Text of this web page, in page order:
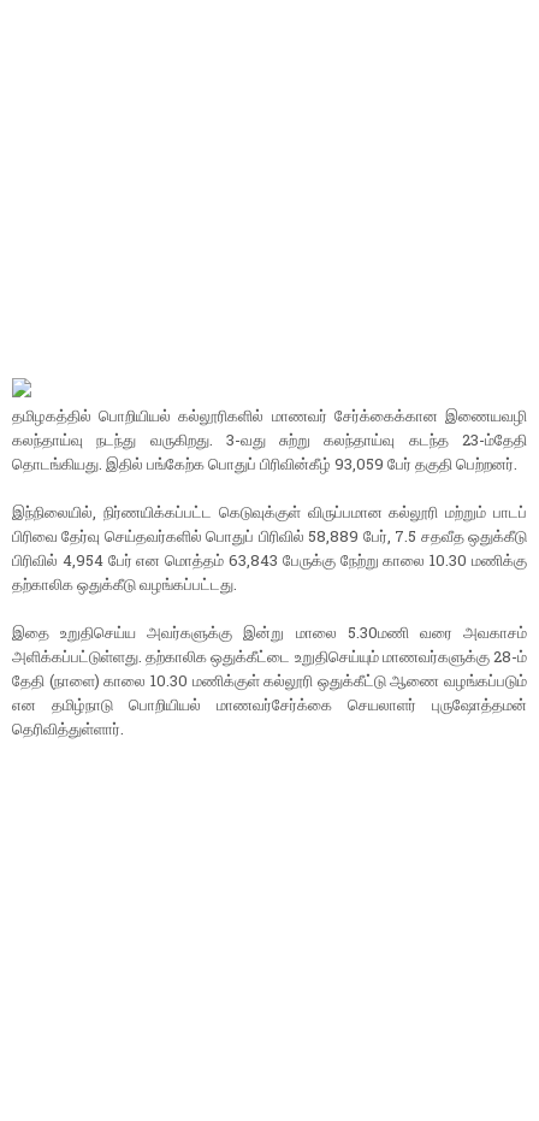
தமிழகத்தில் பொறியியல் கல்லூரிகளில் மாணவர் சேர்க்கைக்கான இணையவழி
கலந்தாய்வு நடந்து வருகிறது. 3-வது சுற்று கலந்தாய்வு கடந்த 23-ம்தேதி
தொடங்கியது. இதில் பங்கேற்க பொதுப் பிரிவின்கீழ் 93,059 பேர் தகுதி பெற்றனர்.
இந்நிலையில், நிர்ணயிக்கப்பட்ட கெடுவுக்குள் விருப்பமான கல்லூரி மற்றும் பாடப்
பிரிவை தேர்வு செய்தவர்களில் பொதுப் பிரிவில் 58,889 பேர், 7.5 சதவீத ஒதுக்கீடு
பிரிவில் 4,954 பேர் என மொத்தம் 63,843 பேருக்கு நேற்று காலை 10.30 மணிக்கு
தற்காலிக ஒதுக்கீடு வழங்கப்பட்டது.
இதை உறுதிசெய்ய அவர்களுக்கு இன்று மாலை 5.30மணி வரை அவகாசம்
அளிக்கப்பட்டுள்ளது. தற்காலிக ஒதுக்கீட்டை உறுதிசெய்யும் மாணவர்களுக்கு 28-ம்
தேதி (நாளை) காலை 10.30 மணிக்குள் கல்லூரி ஒதுக்கீட்டு ஆணை வழங்கப்படும்
என தமிழ்நாடு பொறியியல் மாணவர்சேர்க்கை செயலாளர் புருஷோத்தமன்
தெரிவித்துள்ளார்.